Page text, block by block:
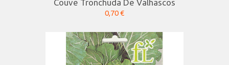
Couve Tronchuda De Valhascos
0,70 €